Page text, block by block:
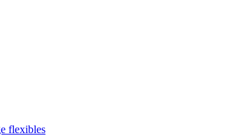
flexibles